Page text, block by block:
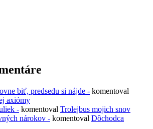
biť, predsedu si nájde - komentoval
axiómy
- komentoval Trolejbus mojich snov
nárokov - komentoval Dôchodca